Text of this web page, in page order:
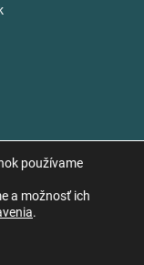
používame
a možnosť ich
.